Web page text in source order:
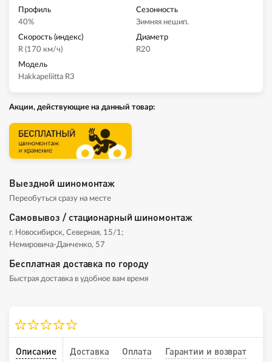
Профиль
40%
Сезонность
Зимняя нешип.
Скорость (индекс)
R (170 км/ч)
Диаметр
R20
Модель
Hakkapeliitta R3
Акции, действующие на данный товар:
Выездной шиномонтаж
Переобуться сразу на месте
Самовывоз / стационарный шиномонтаж
г. Новосибирск, Северная, 15/1;
Немировича-Данченко, 57
Бесплатная доставка по городу
Быстрая доставка в удобное вам время
Описание Доставка Оплата Гарантии и возврат